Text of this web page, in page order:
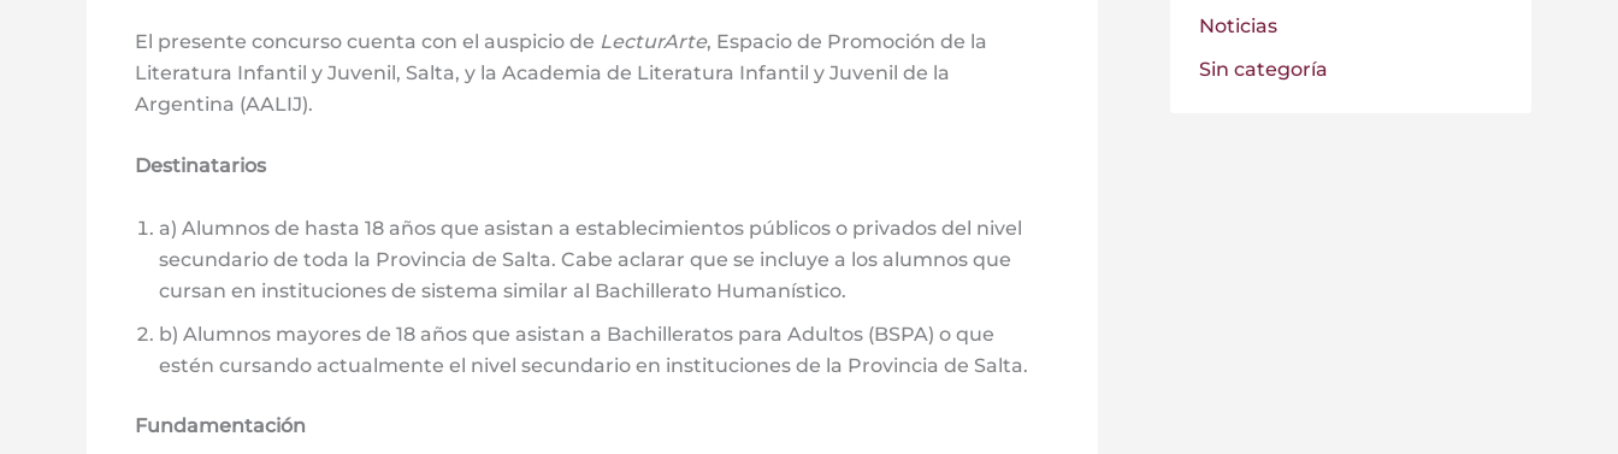
El presente concurso cuenta con el auspicio de LecturArte, Espacio de Promoción de la
Literatura Infantil y Juvenil, Salta, y la Academia de Literatura Infantil y Juvenil de la
Argentina (AALIJ).
Destinatarios
a) Alumnos de hasta 18 años que asistan a establecimientos públicos o privados del nivel
secundario de toda la Provincia de Salta. Cabe aclarar que se incluye a los alumnos que
cursan en instituciones de sistema similar al Bachillerato Humanístico.
b) Alumnos mayores de 18 años que asistan a Bachilleratos para Adultos (BSPA) o que
estén cursando actualmente el nivel secundario en instituciones de la Provincia de Salta.
Fundamentación
Noticias
Sin categoría